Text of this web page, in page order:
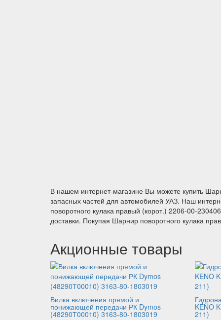
В нашем интернет-магазине Вы можете купить
запасных частей для автомобилей УАЗ. Наш
поворотного кулака правый (корот.) 2206-00-
доставки. Покупая Шарнир поворотного кулака
Акционные товары
Вилка включения прямой и
понижающей передачи РК Dymos
(48290Т00010) 3163-80-1803019
KENO
211)